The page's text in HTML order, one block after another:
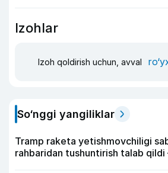
Izohlar
Izoh qoldirish uchun, avval
So‘nggi yangiliklar
Tramp raketa yetishmovchiligi
rahbaridan tushuntirish talab